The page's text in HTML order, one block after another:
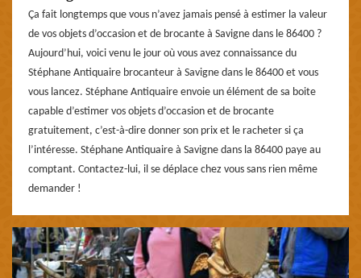
Ça fait longtemps que vous n’avez jamais pensé à estimer la valeur
de vos objets d’occasion et de brocante à Savigne dans le 86400 ?
Aujourd’hui, voici venu le jour où vous avez connaissance du
Stéphane Antiquaire brocanteur à Savigne dans le 86400 et vous
vous lancez. Stéphane Antiquaire envoie un élément de sa boite
capable d’estimer vos objets d’occasion et de brocante
gratuitement, c’est-à-dire donner son prix et le racheter si ça
l’intéresse. Stéphane Antiquaire à Savigne dans la 86400 paye au
comptant. Contactez-lui, il se déplace chez vous sans rien même
demander !